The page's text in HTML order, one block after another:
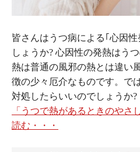
皆さんはうつ病による｢心因
しょうか? 心因性の発熱はう
熱は普通の風邪の熱とは違い
徴の少々厄介なものです。で
対処したらいいのでしょうか?
「うつで熱があるときのやさ
読む・・・